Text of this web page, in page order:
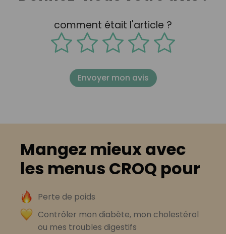
comment était l'article ?
Envoyer mon avis
Mangez mieux avec
les menus CROQ pour
Perte de poids
Contrôler mon diabète, mon cholestérol
ou mes troubles digestifs